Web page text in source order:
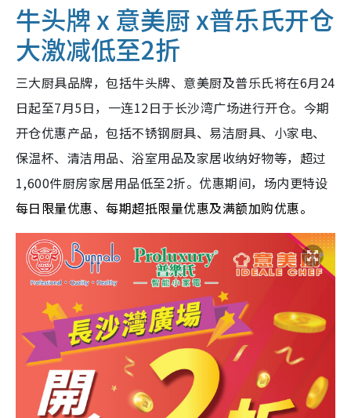
牛头牌 x 意美厨 x普乐氏开仓
大激减低至2折
三大厨具品牌，包括牛头牌、意美厨及普乐氏将在6月24
日起至7月5日，一连12日于长沙湾广场进行开仓。今期
开仓优惠产品，包括不锈钢厨具、易洁厨具、小家电、
保温杯、清洁用品、浴室用品及家居收纳好物等，超过
1,600件厨房家居用品低至2折。优惠期间，场内更特设
每日限量优惠、每期超抵限量优惠及满额加购优惠。